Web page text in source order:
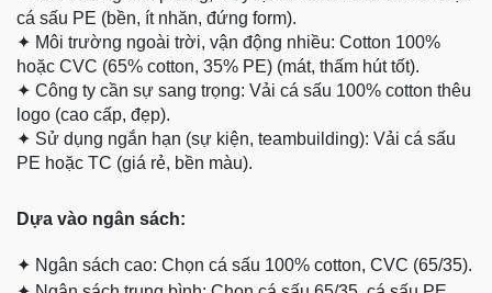
cá sấu PE (bền, ít nhăn, đứng form).
✦ Môi trường ngoài trời, vận động nhiều: Cotton 100%
hoặc CVC (65% cotton, 35% PE) (mát, thấm hút tốt).
✦ Công ty cần sự sang trọng: Vải cá sấu 100% cotton thêu
logo (cao cấp, đẹp).
✦ Sử dụng ngắn hạn (sự kiện, teambuilding): Vải cá sấu
PE hoặc TC (giá rẻ, bền màu).
Dựa vào ngân sách:
✦ Ngân sách cao: Chọn cá sấu 100% cotton, CVC (65/35).